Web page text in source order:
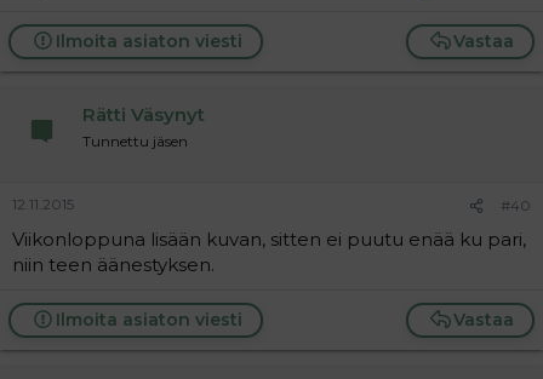
Vastaa
Ilmoita asiaton viesti
Rätti Väsynyt
Tunnettu jäsen
12.11.2015 #40
Viikonloppuna lisään kuvan, sitten ei puutu enää ku pari,
niin teen äänestyksen.
Vastaa
Ilmoita asiaton viesti